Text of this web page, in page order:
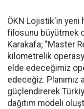
ÖKN Lojistik'in yeni
filosunu büyütmek
Karakafa; "Master
kilometrelik
elde edeceğimiz
edeceğiz. Planımız
güçlendirerek
dağıtım modeli